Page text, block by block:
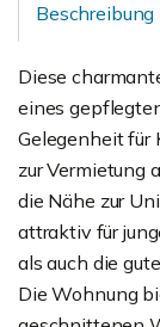
Beschreibung
Diese
eines
Gelegenheit für
zur Vermietung
die Nähe zur
attraktiv für
als auch die
Die Wohnung